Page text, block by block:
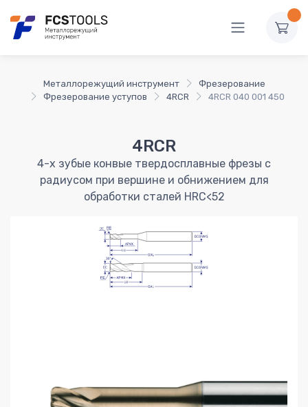
Металлорежущий инструмент
Фрезерование
Фрезерование уступов
4RCR 4RCR 040 001 450
4RCR
4-х зубые конвые твердосплавные фрезы с
радиусом при вершине и обнижением для
обработки сталей HRC<52